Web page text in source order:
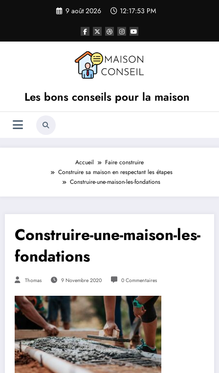
9 août 2026 12:17:53 PM
Les bons conseils pour la maison
Accueil
Faire construire
Construire sa maison en respectant les étapes
Construire-une-maison-les-fondations
Construire-une-maison-les-
fondations
Thomas 9 Novembre 2020 0 Commentaires